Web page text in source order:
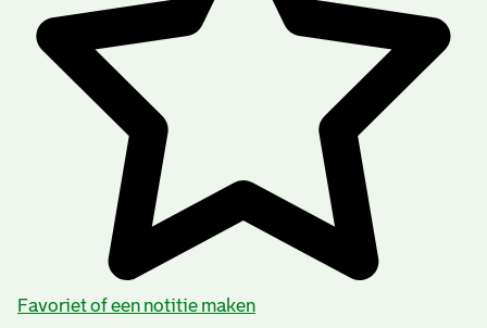
Favoriet of een notitie maken